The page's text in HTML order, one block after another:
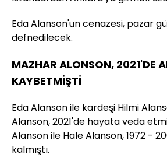
Eda Alanson'un cenazesi, pazar
defnedilecek.
MAZHAR ALONSON, 2021'DE
KAYBETMİŞTİ
Eda Alanson ile kardeşi Hilmi
Alanson, 2021'de hayata veda
Alanson ile Hale Alanson, 1972 -
kalmıştı.